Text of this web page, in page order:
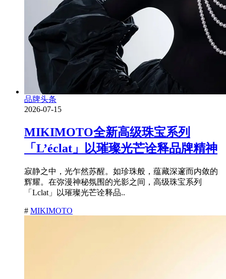
品牌头条
2026-07-15
MIKIMOTO全新高级珠宝系列
「L’éclat」以璀璨光芒诠释品牌精神
寂静之中，光乍然苏醒。如珍珠般，蕴藏深邃而内敛的
辉耀。在弥漫神秘氛围的光影之间，高级珠宝系列
「Lclat」以璀璨光芒诠释品..
# MIKIMOTO